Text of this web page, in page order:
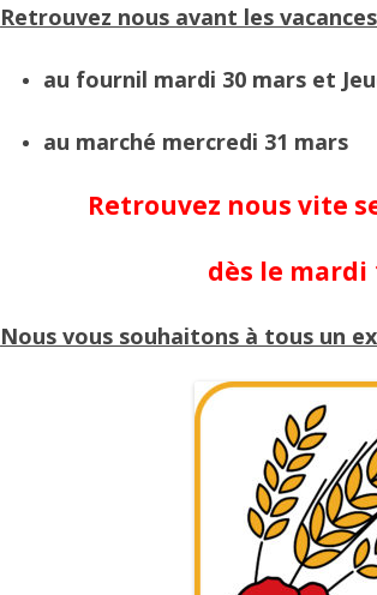
Retrouvez nous avant les
au fournil mardi 30 mars et
au marché mercredi 31 mars
Retrouvez nous vite
dès le mardi
Nous vous souhaitons à tous un